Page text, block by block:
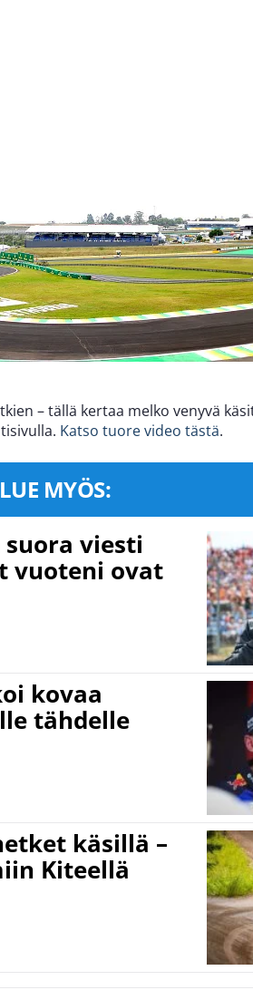
– tällä kertaa melko venyvä
Katso tuore video tästä.
LUE MYÖS:
viesti
vuoteni ovat
kovaa
tähdelle
käsillä –
Kiteellä